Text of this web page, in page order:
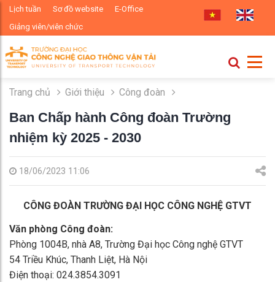
Lịch tuần Sơ đồ website
E-Office
Giảng viên/viên chức
Trang chủ Giới thiệu Công đoàn
Ban Chấp hành Công đoàn Trường
nhiệm kỳ 2025 - 2030
18/06/2023 11:06
CÔNG ĐOÀN TRƯỜNG ĐẠI HỌC CÔNG NGHỆ GTVT
Văn phòng Công đoàn:
Phòng 1004B, nhà A8, Trường Đại học Công nghệ GTVT
54 Triều Khúc, Thanh Liệt, Hà Nội
Điện thoại: 024.3854.3091